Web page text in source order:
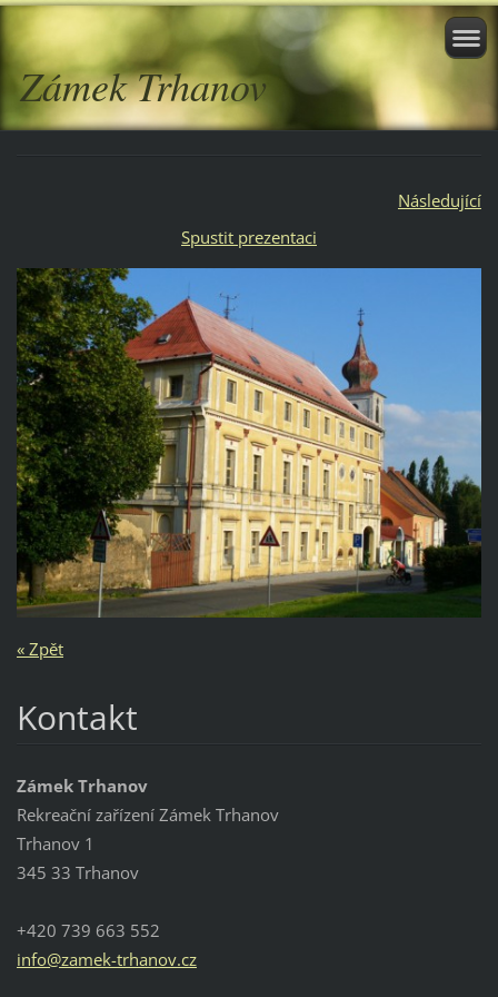
Zámek Trhanov
Následující
Spustit prezentaci
« Zpět
Kontakt
Zámek Trhanov
Rekreační zařízení Zámek Trhanov
Trhanov 1
345 33 Trhanov
+420 739 663 552
info@zamek-trhanov.cz